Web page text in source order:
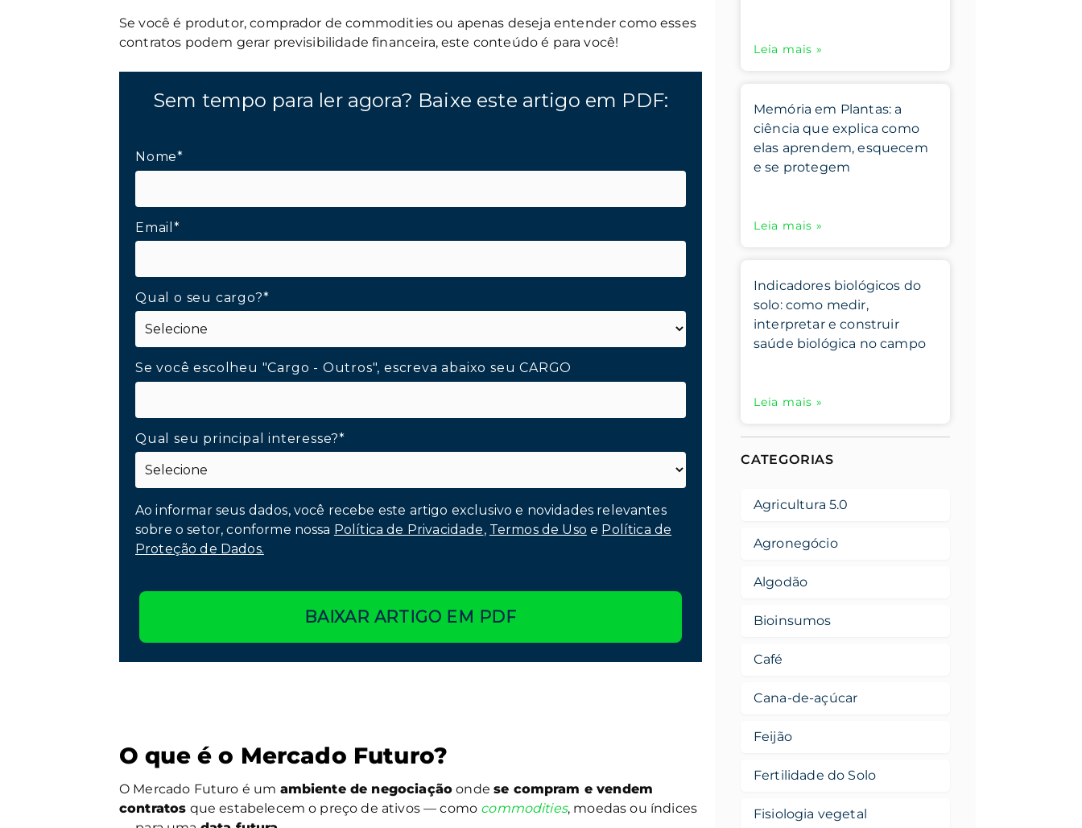
Se você é produtor, comprador de commodities ou apenas deseja entender como esses
contratos podem gerar previsibilidade financeira, este conteúdo é para você!
Sem tempo para ler agora? Baixe este artigo em PDF:
Nome*
Email*
Qual o seu cargo?*
Se você escolheu "Cargo - Outros", escreva abaixo seu CARGO
Qual seu principal interesse?*
Ao informar seus dados, você recebe este artigo exclusivo e novidades relevantes
sobre o setor, conforme nossa Política de Privacidade, Termos de Uso e Política de
Proteção de Dados.
BAIXAR ARTIGO EM PDF
O que é o Mercado Futuro?
O Mercado Futuro é um ambiente de negociação ondese compram e vendem
contratos que estabelecem o preço de ativos — como commodities, moedas ou índices
Leia mais »
Memória em Plantas: a
ciência que explica como
elas aprendem, esquecem
e se protegem
Leia mais »
Indicadores biológicos do
solo: como medir,
interpretar e construir
saúde biológica no campo
Leia mais »
CATEGORIAS
Agricultura 5.0
Agronegócio
Algodão
Bioinsumos
Café
Cana-de-açúcar
Feijão
Fertilidade do Solo
Fisiologia vegetal